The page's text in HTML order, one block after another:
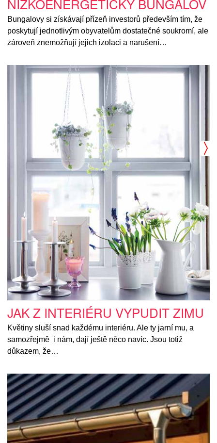
Bungalovy si získávají přízeň investorů především tím, že
poskytují jednotlivým obyvatelům dostatečné soukromí, ale
zároveň znemožňují jejich izolaci a narušení…
JAK Z INTERIÉRU VYPUDIT ZIMU
Květiny sluší snad každému interiéru. Ale ty jarní mu, a
samozřejmě i nám, dají ještě něco navíc. Jsou totiž
důkazem, že…